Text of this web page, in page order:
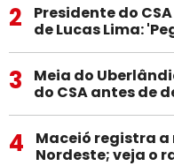
2
Presidente do
de Lucas Lima:
3
Meia do
do CSA antes de
4
Maceió registra
Nordeste; veja o